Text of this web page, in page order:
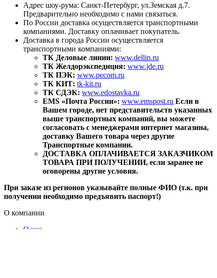
Адрес шоу-рума: Санкт-Петербург, ул.Земская д.7.
Предварительно необходимо с нами связаться.
По России доставка осуществляется транспортными
компаниями. Доставку оплачивает покупатель.
Доставка в города России осуществляется
транспортными компаниями:
ТК Деловые линии: www.dellin.ru
ТК Желдорэкспедиция: www.jde.ru
ТК ПЭК: www.pecom.ru
ТК КИТ: tk-kit.ru
ТК СДЭК: www.edostavka.ru
EMS «Почта России»: www.emspost.ru Если в
Вашем городе, нет представительств указанных
выше транспортных компаний, вы можете
согласовать с менеджерами интернет магазина,
доставку Вашего товара через другие
Транспортные компании.
ДОСТАВКА ОПЛАЧИВАЕТСЯ ЗАКАЗЧИКОМ
ТОВАРА ПРИ ПОЛУЧЕНИИ, если заранее не
оговорены другие условия.
При заказе из регионов указывайте полные ФИО (т.к. при
получении необходимо предъявить паспорт!)
О компании
О нас